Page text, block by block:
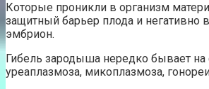
Которые проникли в организм
защитный барьер плода и негативно
эмбрион.
Гибель зародыша нередко бывает
уреаплазмоза, микоплазмоза,